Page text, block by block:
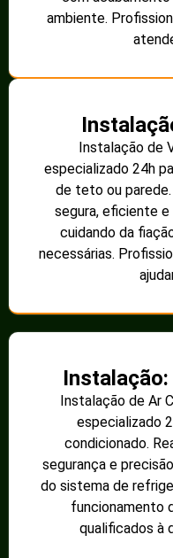
ambiente.
Instalação de
especializado 24h
de teto ou
segura, eficiente
cuidando da
necessárias.
Instalação de Ar
especializado
condicionado.
segurança e
do sistema de
funcionamento
qualificados à